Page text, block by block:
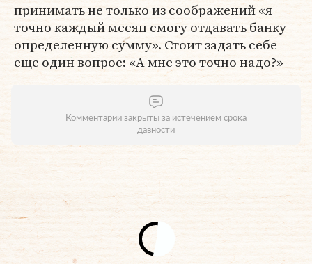
принимать не только из соображений «я
точно каждый месяц смогу отдавать банку
определенную сумму». Стоит задать себе
еще один вопрос: «А мне это точно надо?»
Комментарии закрыты за истечением срока
давности